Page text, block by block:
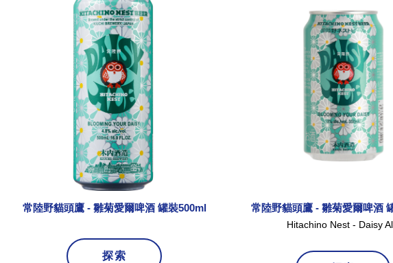
常陸野貓頭鷹 - 雛菊愛爾啤酒 罐裝500ml
探索
常陸野貓頭鷹 - 雛菊愛爾啤酒
Hitachino Nest - Daisy